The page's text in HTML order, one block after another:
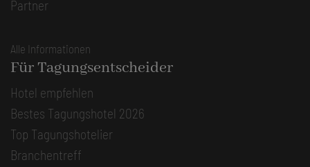
Partner
Alle Informationen
Für Tagungsentscheider
Hotel empfehlen
Bestes Tagungshotel 2026
Top Tagungshotelier
Branchentreff